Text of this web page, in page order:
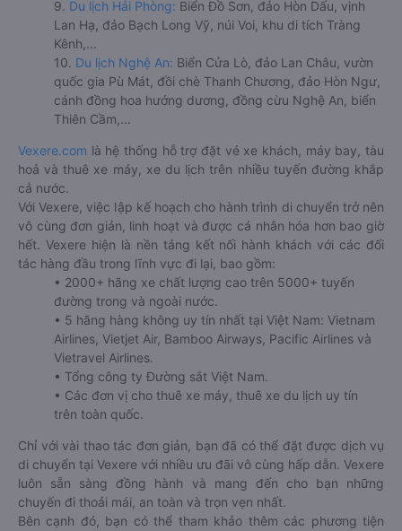
9. Du lịch Hải Phòng: Biển Đồ Sơn, đảo Hòn Dấu, vịnh
Lan Hạ, đảo Bạch Long Vỹ, núi Voi, khu di tích Tràng
Kênh,...
10. Du lịch Nghệ An: Biển Cửa Lò, đảo Lan Châu, vườn
quốc gia Pù Mát, đồi chè Thanh Chương, đảo Hòn Ngư,
cánh đồng hoa hướng dương, đồng cừu Nghệ An, biển
Thiên Cầm,...
Vexere.com là hệ thống hỗ trợ đặt vé xe khách, máy bay, tàu
hoả và thuê xe máy, xe du lịch trên nhiều tuyến đường khắp
cả nước.
Với Vexere, việc lập kế hoạch cho hành trình di chuyển trở nên
vô cùng đơn giản, linh hoạt và được cá nhân hóa hơn bao giờ
hết. Vexere hiện là nền tảng kết nối hành khách với các đối
tác hàng đầu trong lĩnh vực đi lại, bao gồm:
• 2000+ hãng xe chất lượng cao trên 5000+ tuyến
đường trong và ngoài nước.
• 5 hãng hàng không uy tín nhất tại Việt Nam: Vietnam
Airlines, Vietjet Air, Bamboo Airways, Pacific Airlines và
Vietravel Airlines.
• Tổng công ty Đường sắt Việt Nam.
• Các đơn vị cho thuê xe máy, thuê xe du lịch uy tín
trên toàn quốc.
Chỉ với vài thao tác đơn giản, bạn đã có thể đặt được dịch vụ
di chuyển tại Vexere với nhiều ưu đãi vô cùng hấp dẫn. Vexere
luôn sẵn sàng đồng hành và mang đến cho bạn những
chuyến đi thoải mái, an toàn và trọn vẹn nhất.
Bên cạnh đó, bạn có thể tham khảo thêm các phương tiện